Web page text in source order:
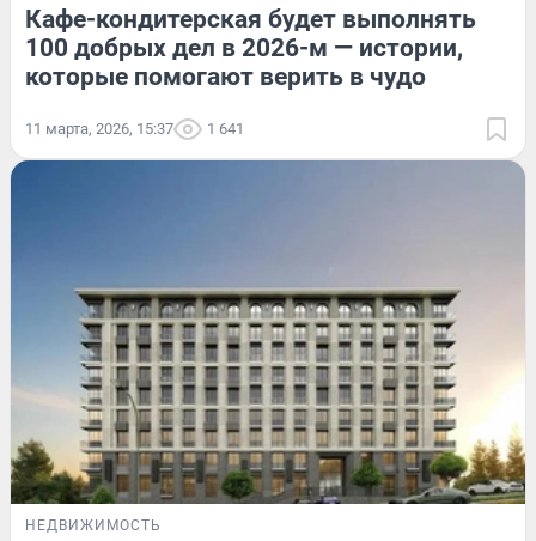
Кафе-кондитерская будет выполнять
100 добрых дел в 2026-м — истории,
которые помогают верить в чудо
11 марта, 2026, 15:37 1 641
НЕДВИЖИМОСТЬ